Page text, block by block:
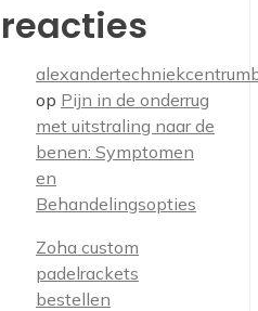
reacties
op Pijn in de onderrug
met uitstraling naar de
benen: Symptomen
en
Behandelingsopties
Zoha custom
padelrackets
bestellen